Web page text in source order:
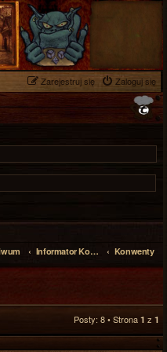
Zaloguj się
Zarejestruj się
Informator Konwentowy Konwenty
Posty: 8 • Strona 1 z 1